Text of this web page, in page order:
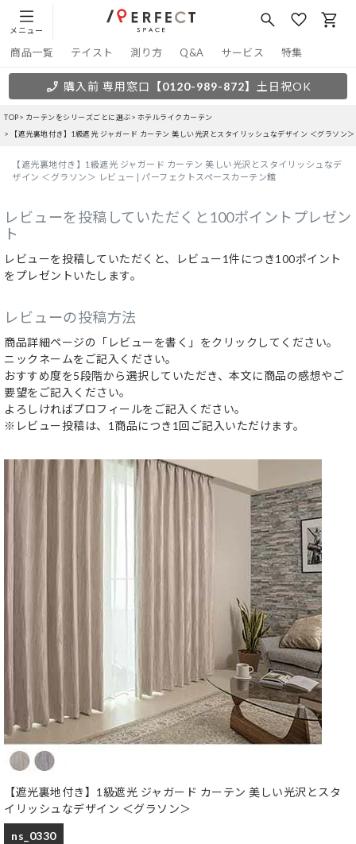
メニュー
商品一覧 テイスト 測り方 Q&A サービス 特集
購入前 専用窓口 【0120-989-872】 土日祝OK
TOP カーテンをシリーズごとに選ぶ
ホテルライクカーテン
【遮光裏地付き】1級遮光 ジャガード カーテン 美しい光沢とスタイリッシュなデザイン ＜グラソン
【遮光裏地付き】1級遮光 ジャガード カーテン 美しい光沢とスタイリッシュなデ
ザイン ＜グラソン＞ レビュー | パーフェクトスペースカーテン館
レビューを投稿していただくと100ポイントプレゼン
ト
レビューを投稿していただくと、レビュー1件につき100ポイント
をプレゼントいたします。
レビューの投稿方法
商品詳細ページの「レビューを書く」をクリックしてください。
ニックネームをご記入ください。
おすすめ度を5段階から選択していただき、本文に商品の感想やご
要望をご記入ください。
よろしければプロフィールをご記入ください。
※レビュー投稿は、1商品につき1回ご記入いただけます。
【遮光裏地付き】1級遮光 ジャガード カーテン 美しい光沢とスタ
イリッシュなデザイン ＜グラソン＞
ns_0330